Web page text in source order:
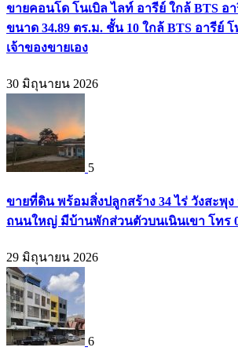
ขายคอนโด โนเบิล ไลท์ อารีย์ ใกล้ BTS อ
ขนาด 34.89 ตร.ม. ชั้น 10 ใกล้ BTS อารีย์ โ
เจ้าของขายเอง
30 มิถุนายน 2026
5
ขายที่ดิน พร้อมสิ่งปลูกสร้าง 34 ไร่ วังสะพุง
ถนนใหญ่ มีบ้านพักส่วนตัวบนเนินเขา โทร
29 มิถุนายน 2026
6